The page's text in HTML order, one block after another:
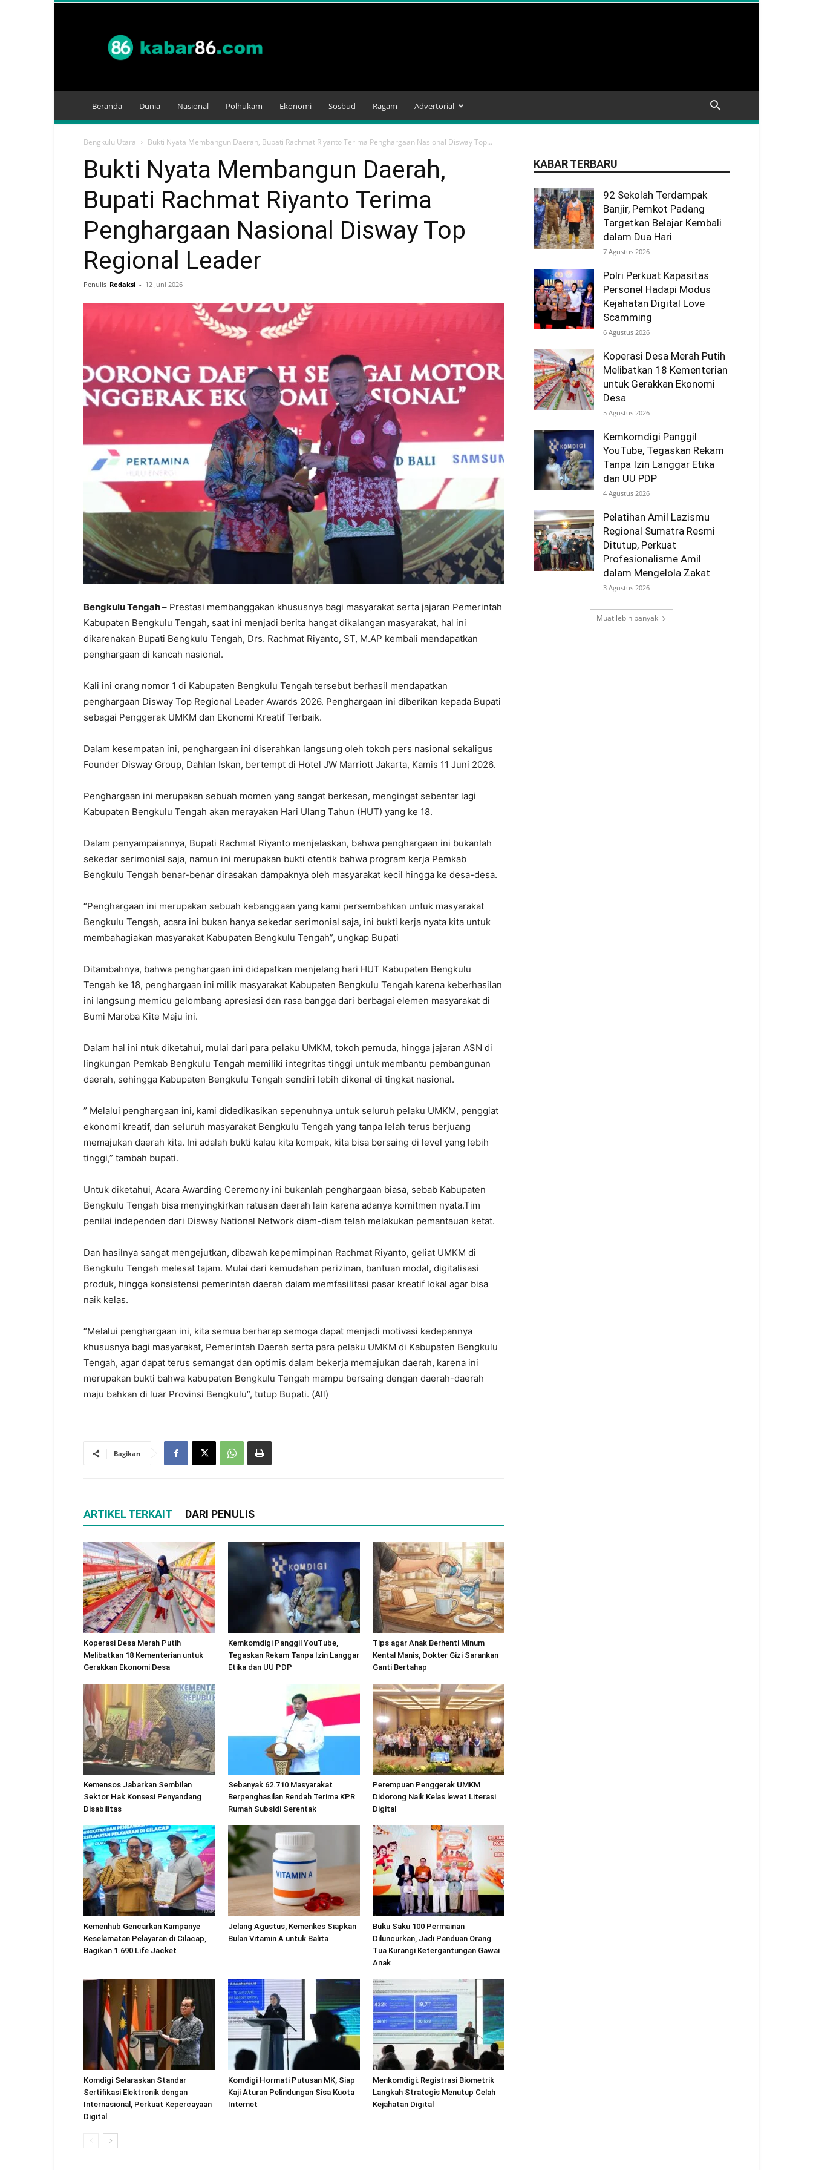
Beranda Dunia Nasional Polhukam Ekonomi Sosbud Ragam Advertorial
Bengkulu Utara Bukti Nyata Membangun Daerah, Bupati Rachmat Riyanto Terima Penghargaan Nasional Disway Top...
Bukti Nyata Membangun Daerah,
Bupati Rachmat Riyanto Terima
Penghargaan Nasional Disway Top
Regional Leader
Penulis Redaksi - 12 Juni 2026
Bengkulu Tengah – Prestasi membanggakan khususnya bagi masyarakat serta jajaran Pemerintah
Kabupaten Bengkulu Tengah, saat ini menjadi berita hangat dikalangan masyarakat, hal ini
dikarenakan Bupati Bengkulu Tengah, Drs. Rachmat Riyanto, ST, M.AP kembali mendapatkan
penghargaan di kancah nasional.
Kali ini orang nomor 1 di Kabupaten Bengkulu Tengah tersebut berhasil mendapatkan
penghargaan Disway Top Regional Leader Awards 2026. Penghargaan ini diberikan kepada Bupati
sebagai Penggerak UMKM dan Ekonomi Kreatif Terbaik.
Dalam kesempatan ini, penghargaan ini diserahkan langsung oleh tokoh pers nasional sekaligus
Founder Disway Group, Dahlan Iskan, bertempt di Hotel JW Marriott Jakarta, Kamis 11 Juni 2026.
Penghargaan ini merupakan sebuah momen yang sangat berkesan, mengingat sebentar lagi
Kabupaten Bengkulu Tengah akan merayakan Hari Ulang Tahun (HUT) yang ke 18.
Dalam penyampaiannya, Bupati Rachmat Riyanto menjelaskan, bahwa penghargaan ini bukanlah
sekedar serimonial saja, namun ini merupakan bukti otentik bahwa program kerja Pemkab
Bengkulu Tengah benar-benar dirasakan dampaknya oleh masyarakat kecil hingga ke desa-desa.
“Penghargaan ini merupakan sebuah kebanggaan yang kami persembahkan untuk masyarakat
Bengkulu Tengah, acara ini bukan hanya sekedar serimonial saja, ini bukti kerja nyata kita untuk
membahagiakan masyarakat Kabupaten Bengkulu Tengah”, ungkap Bupati
Ditambahnya, bahwa penghargaan ini didapatkan menjelang hari HUT Kabupaten Bengkulu
Tengah ke 18, penghargaan ini milik masyarakat Kabupaten Bengkulu Tengah karena keberhasilan
ini langsung memicu gelombang apresiasi dan rasa bangga dari berbagai elemen masyarakat di
Bumi Maroba Kite Maju ini.
Dalam hal ini ntuk diketahui, mulai dari para pelaku UMKM, tokoh pemuda, hingga jajaran ASN di
lingkungan Pemkab Bengkulu Tengah memiliki integritas tinggi untuk membantu pembangunan
daerah, sehingga Kabupaten Bengkulu Tengah sendiri lebih dikenal di tingkat nasional.
” Melalui penghargaan ini, kami didedikasikan sepenuhnya untuk seluruh pelaku UMKM, penggiat
ekonomi kreatif, dan seluruh masyarakat Bengkulu Tengah yang tanpa lelah terus berjuang
memajukan daerah kita. Ini adalah bukti kalau kita kompak, kita bisa bersaing di level yang lebih
tinggi,” tambah bupati.
Untuk diketahui, Acara Awarding Ceremony ini bukanlah penghargaan biasa, sebab Kabupaten
Bengkulu Tengah bisa menyingkirkan ratusan daerah lain karena adanya komitmen nyata.Tim
penilai independen dari Disway National Network diam-diam telah melakukan pemantauan ketat.
Dan hasilnya sangat mengejutkan, dibawah kepemimpinan Rachmat Riyanto, geliat UMKM di
Bengkulu Tengah melesat tajam. Mulai dari kemudahan perizinan, bantuan modal, digitalisasi
produk, hingga konsistensi pemerintah daerah dalam memfasilitasi pasar kreatif lokal agar bisa
naik kelas.
“Melalui penghargaan ini, kita semua berharap semoga dapat menjadi motivasi kedepannya
khususnya bagi masyarakat, Pemerintah Daerah serta para pelaku UMKM di Kabupaten Bengkulu
Tengah, agar dapat terus semangat dan optimis dalam bekerja memajukan daerah, karena ini
merupakan bukti bahwa kabupaten Bengkulu Tengah mampu bersaing dengan daerah-daerah
maju bahkan di luar Provinsi Bengkulu”, tutup Bupati. (All)
Bagikan
ARTIKEL TERKAIT DARI PENULIS
Koperasi Desa Merah Putih
Melibatkan 18 Kementerian untuk
Gerakkan Ekonomi Desa
Kemkomdigi Panggil YouTube,
Tegaskan Rekam Tanpa Izin Langgar
Etika dan UU PDP
Tips agar Anak Berhenti Minum
Kental Manis, Dokter Gizi Sarankan
Ganti Bertahap
Kemensos Jabarkan Sembilan
Sektor Hak Konsesi Penyandang
Disabilitas
Sebanyak 62.710 Masyarakat
Berpenghasilan Rendah Terima KPR
Rumah Subsidi Serentak
Perempuan Penggerak UMKM
Didorong Naik Kelas lewat Literasi
Digital
Kemenhub Gencarkan Kampanye
Keselamatan Pelayaran di Cilacap,
Bagikan 1.690 Life Jacket
Jelang Agustus, Kemenkes Siapkan
Bulan Vitamin A untuk Balita
Buku Saku 100 Permainan
Diluncurkan, Jadi Panduan Orang
Tua Kurangi Ketergantungan Gawai
Anak
Komdigi Selaraskan Standar
Sertifikasi Elektronik dengan
Internasional, Perkuat Kepercayaan
Digital
Komdigi Hormati Putusan MK, Siap
Kaji Aturan Pelindungan Sisa Kuota
Internet
Menkomdigi: Registrasi Biometrik
Langkah Strategis Menutup Celah
Kejahatan Digital
KABAR TERBARU
92 Sekolah Terdampak
Banjir, Pemkot Padang
Targetkan Belajar Kembali
dalam Dua Hari
7 Agustus 2026
Polri Perkuat Kapasitas
Personel Hadapi Modus
Kejahatan Digital Love
Scamming
6 Agustus 2026
Koperasi Desa Merah Putih
Melibatkan 18 Kementerian
untuk Gerakkan Ekonomi
Desa
5 Agustus 2026
Kemkomdigi Panggil
YouTube, Tegaskan Rekam
Tanpa Izin Langgar Etika
dan UU PDP
4 Agustus 2026
Pelatihan Amil Lazismu
Regional Sumatra Resmi
Ditutup, Perkuat
Profesionalisme Amil
dalam Mengelola Zakat
3 Agustus 2026
Muat lebih banyak